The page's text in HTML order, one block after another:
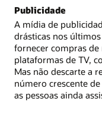
Publicidade
A mídia de
drásticas nos
fornecer compras
plataformas de TV,
Mas não descarte a
número crescente
as pessoas ainda